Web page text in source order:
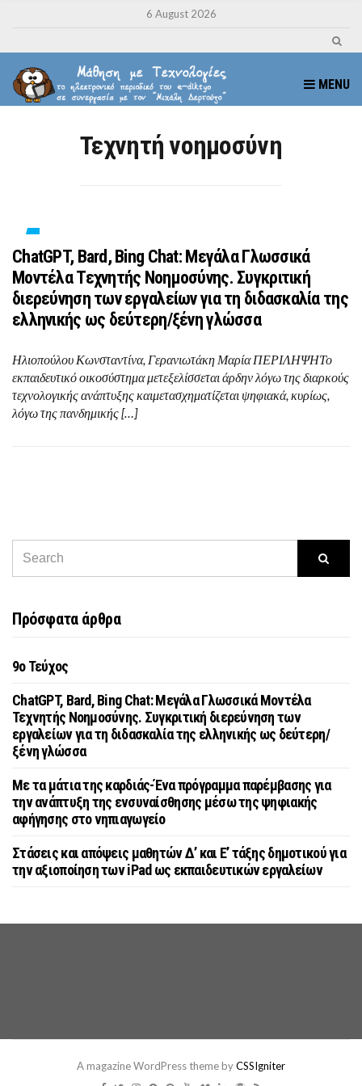
6 August 2026
MENU
Τεχνητή νοημοσύνη
ChatGPT, Bard, Bing Chat: Μεγάλα Γλωσσικά
Μοντέλα Τεχνητής Νοημοσύνης. Συγκριτική
διερεύνηση των εργαλείων για τη διδασκαλία της
ελληνικής ως δεύτερη/ξένη γλώσσα
Ηλιοπούλου Κωνσταντίνα, Γερανιωτάκη Μαρία ΠΕΡΙΛΗΨΗΤο
εκπαιδευτικό οικοσύστημα μετεξελίσσεται άρδην λόγω της διαρκούς
τεχνολογικής ανάπτυξης καιμετασχηματίζεται ψηφιακά, κυρίως,
λόγω της πανδημικής […]
Πρόσφατα άρθρα
9o Τεύχος
ChatGPT, Bard, Bing Chat: Μεγάλα Γλωσσικά Μοντέλα
Τεχνητής Νοημοσύνης. Συγκριτική διερεύνηση των
εργαλείων για τη διδασκαλία της ελληνικής ως δεύτερη/
ξένη γλώσσα
Με τα μάτια της καρδιάς-Ένα πρόγραμμα παρέμβασης για
την ανάπτυξη της ενσυναίσθησης μέσω της ψηφιακής
αφήγησης στο νηπιαγωγείο
Στάσεις και απόψεις μαθητών Δ’ και Ε’ τάξης δημοτικού για
την αξιοποίηση των iPad ως εκπαιδευτικών εργαλείων
A magazine WordPress theme byCSSIgniter